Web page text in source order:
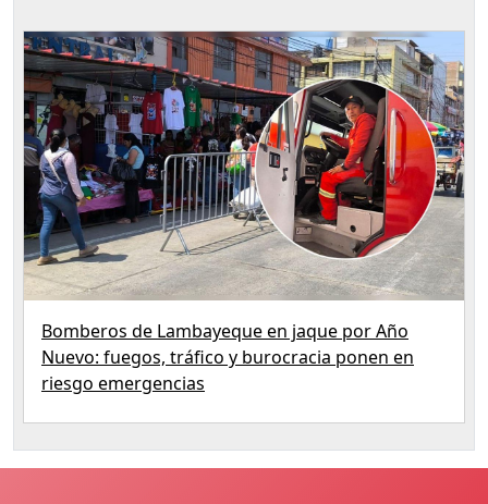
Bomberos de Lambayeque en jaque por Año
Nuevo: fuegos, tráfico y burocracia ponen en
riesgo emergencias